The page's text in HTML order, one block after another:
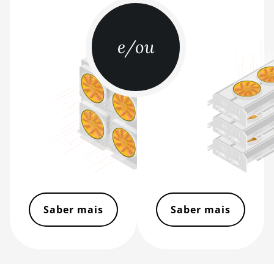
e/ou
Saber mais Saber mais